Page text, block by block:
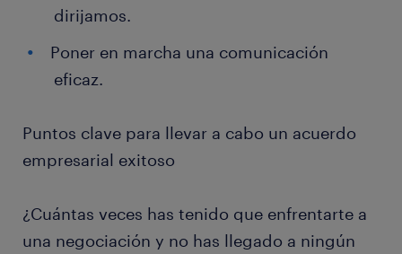
dirijamos.
Poner en marcha una comunicación
eficaz.
Puntos clave para llevar a cabo un acuerdo
empresarial exitoso
¿Cuántas veces has tenido que enfrentarte a
una negociación y no has llegado a ningún